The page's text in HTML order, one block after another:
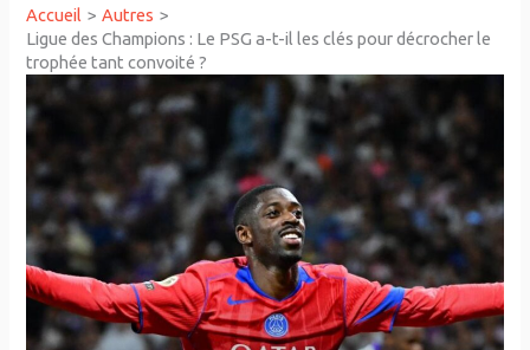
Accueil
Autres
Ligue des Champions : Le PSG a-t-il les clés pour décrocher le
trophée tant convoité ?